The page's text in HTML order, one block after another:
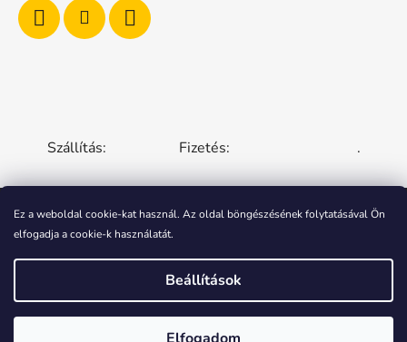
Ez a weboldal cookie-kat használ. Az oldal böngészésének folytatásával Ön
elfogadja a cookie-k használatát.
Beállítások
Szállítás: Fizetés: .
CZECH REPUBLIC
ROMANIA
POLAND EUROPEAN UNION
Shoptet készítette